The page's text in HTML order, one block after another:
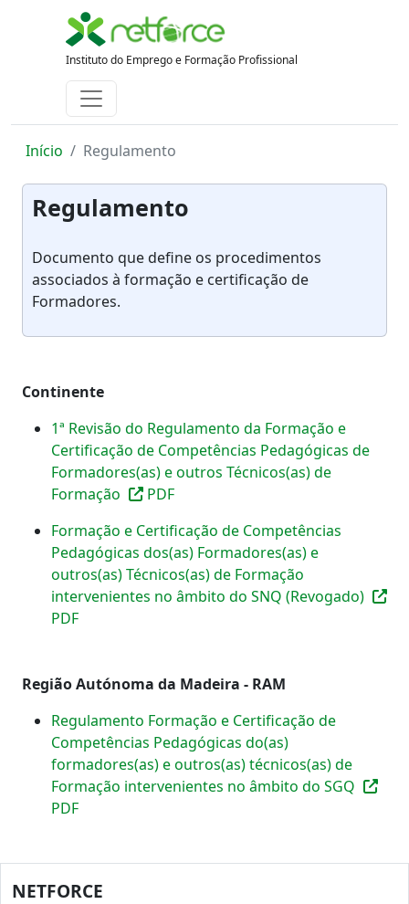
Instituto do Emprego e Formação Profissional
Início Regulamento
Regulamento
Documento que define os procedimentos
associados à formação e certificação de
Formadores.
Continente
1ª Revisão do Regulamento da Formação e
Certificação de Competências Pedagógicas de
Formadores(as) e outros Técnicos(as) de
Formação
PDF
Formação e Certificação de Competências
Pedagógicas dos(as) Formadores(as) e
outros(as) Técnicos(as) de Formação
intervenientes no âmbito do SNQ (Revogado)
PDF
Região Autónoma da Madeira - RAM
Regulamento Formação e Certificação de
Competências Pedagógicas do(as)
formadores(as) e outros(as) técnicos(as) de
Formação intervenientes no âmbito do SGQ
PDF
NETFORCE